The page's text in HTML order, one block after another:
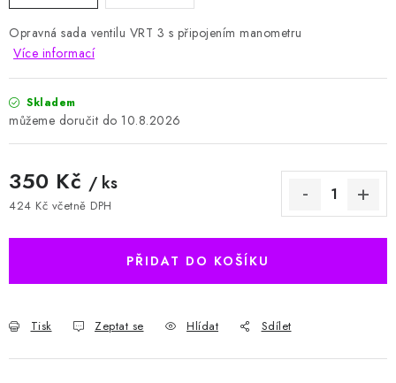
Opravná sada ventilu VRT 3 s připojením manometru
Více informací
Skladem
10.8.2026
350 Kč / ks
424 Kč včetně DPH
PŘIDAT DO KOŠÍKU
Tisk Zeptat se Hlídat Sdílet